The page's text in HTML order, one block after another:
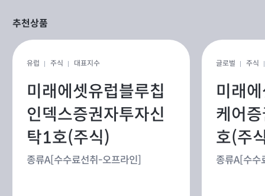
추천상품
유럽 주식 대표지수
미래에셋유럽블루칩
인덱스증권자투자신
탁1호(주식)
종류A[수수료선취-오프라인]
글로벌 주식
미래
케어
호(주
종류A[수수